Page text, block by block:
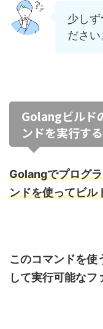
少し
ださい
Golangビル
ンドを実行する
Golangでプログ
ンドを使ってビル
このコマンドを使
して実行可能なフ